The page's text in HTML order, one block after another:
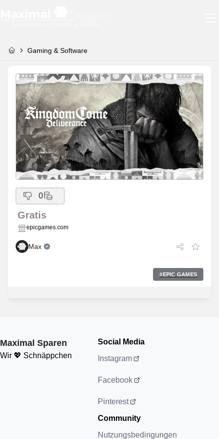
Gaming & Software
0
Gratis
epicgames.com
Max
# EPIC GAMES
Maximal Sparen
Wir 💖 Schnäppchen
Social Media
Instagram
Facebook
Pinterest
Community
Nutzungsbedingungen